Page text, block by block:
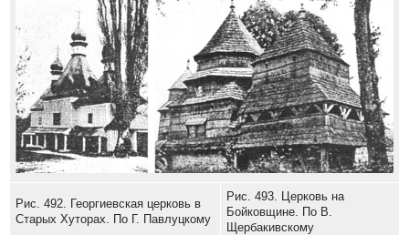
Рис. 492. Георгиевская церковь в
Старых Хуторах. По Г. Павлуцкому
Рис. 493. Церковь на
Бойковщине. По В.
Щербакивскому